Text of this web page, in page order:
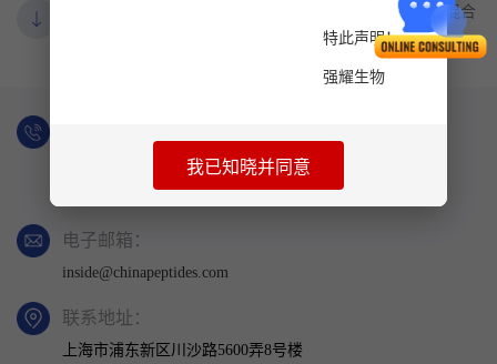
Monkeypox virus Protein OPG190(B6R)(20-279) 混合
021-50792270
021-50790349
电子邮箱：
inside@chinapeptides.com
联系地址：
上海市浦东新区川沙路5600弄8号楼
特此声明！
强耀生物
我已知晓并同意